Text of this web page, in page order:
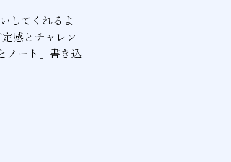
してくれるよ
感とチャレン
ノート」書き込